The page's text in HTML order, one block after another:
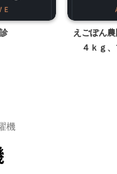
えごぽん
４ｋｇ
機